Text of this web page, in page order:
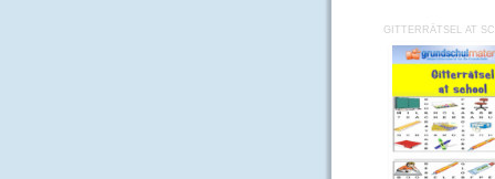
GITTERRÄTSEL AT